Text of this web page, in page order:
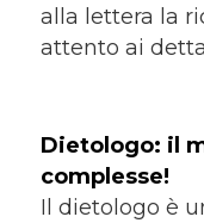
alla lettera la
attento ai
Dietologo: il
complesse!
Il dietologo è